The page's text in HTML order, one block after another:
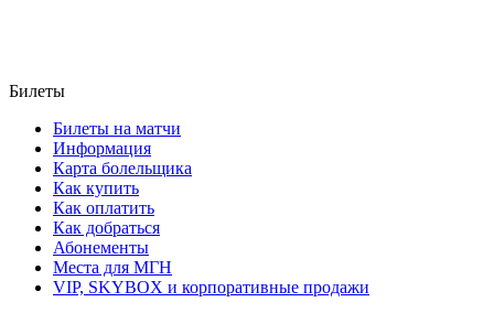
Билеты
Билеты на матчи
Информация
Карта болельщика
Как купить
Как оплатить
Как добраться
Абонементы
Места для МГН
VIP, SKYBOX и корпоративные продажи